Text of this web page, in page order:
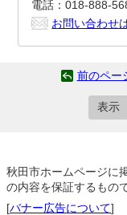
電話：018-888-
お問い合わせ
前のペー
表示
秋田市ホームページに
の内容を保証するもの
[バナー広告について]